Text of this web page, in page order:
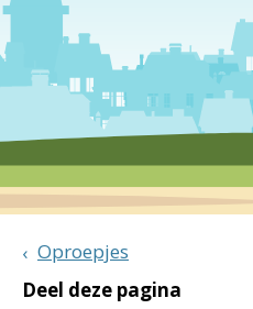
Oproepjes
Deel deze pagina